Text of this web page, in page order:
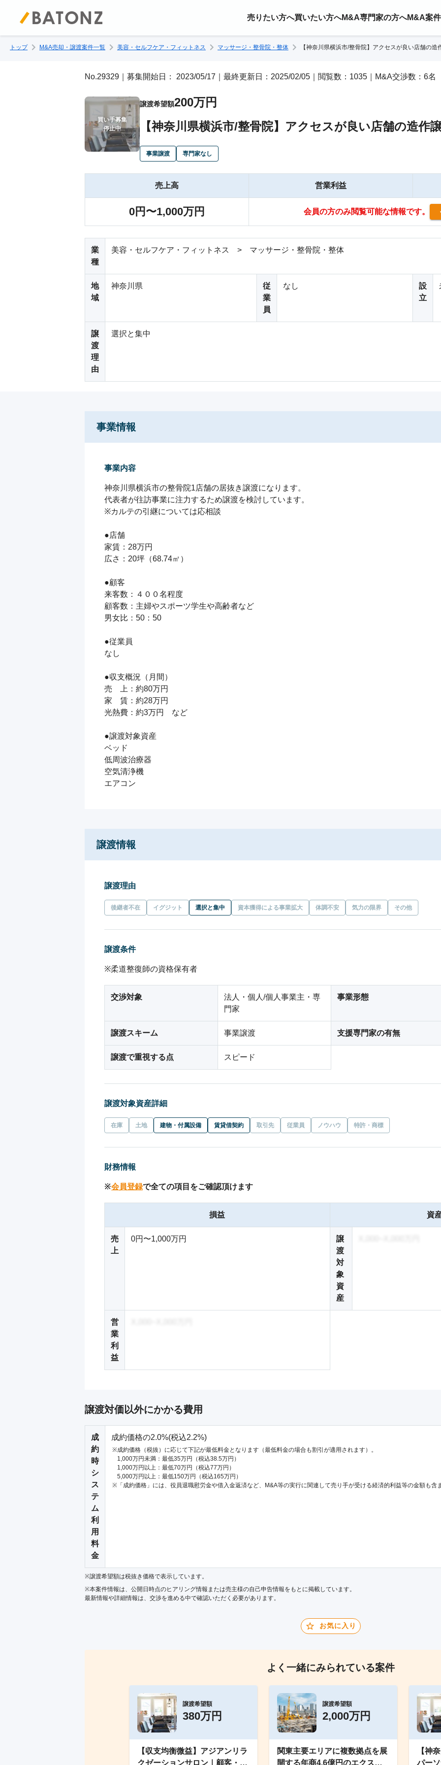
売りたい方へ買いたい方へM&A専門家の方へM&A案
トップ M&A売却・譲渡案件一覧 美容・セルフケア・フィットネス マッサージ・整骨院・整体 【神奈川県横浜市/整骨院】アクセスが良い店舗の造
No.29329｜募集開始日： 2023/05/17｜最終更新日：2025/02/05｜閲覧数：1035｜M&A交渉数：6名
買い手募集
停止中
譲渡希望額200万円
【神奈川県横浜市/整骨院】アクセスが良い店舗の造作
事業譲渡 専門家なし
売上高
0円〜1,000万円
営業利益
会員の方のみ閲覧可能な情報です。
業
種
美容・セルフケア・フィットネス > マッサージ・整骨院・整体
地
域
神奈川県
従
業
員
なし
設
立
譲
渡
理
由
選択と集中
事業情報
事業内容
神奈川県横浜市の整骨院1店舗の居抜き譲渡になります。
代表者が往訪事業に注力するため譲渡を検討しています。
※カルテの引継については応相談
●店舗
家賃：28万円
広さ：20坪（68.74㎡）
●顧客
来客数：４００名程度
顧客数：主婦やスポーツ学生や高齢者など
男女比：50：50
●従業員
なし
●収支概況（月間）
売　上：約80万円
家　賃：約28万円
光熱費：約3万円　など
●譲渡対象資産
ベッド
低周波治療器
空気清浄機
エアコン
譲渡情報
譲渡理由
後継者不在 イグジット 選択と集中 資本獲得による事業拡大 体調不安 気力の限界 その他
譲渡条件
※柔道整復師の資格保有者
交渉対象
法人・個人/個人事業主・専
門家
事業形態
譲渡スキーム 事業譲渡 支援専門家の有無
譲渡で重視する点 スピード
譲渡対象資産詳細
在庫 土地 建物・付属設備 賃貸借契約 取引先 従業員 ノウハウ 特許・商標
財務情報
※会員登録で全ての項目をご確認頂けます
損益
売
上
0円〜1,000万円
営
業
利
益
資
譲
渡
対
象
資
産
譲渡対価以外にかかる費用
成
約
時
シ
ス
テ
ム
利
用
料
金
成約価格の2.0%(税込2.2%)
成約価格（税抜）に応じて下記が最低料金となります（最低料金の場合も割引が適用されます）。
1,000万円未満：最低35万円（税込38.5万円）
1,000万円以上：最低70万円（税込77万円）
5,000万円以上：最低150万円（税込165万円）
「成約価格」には、役員退職慰労金や借入金返済など、M&A等の実行に関連して売り手が受ける経済的利益等の金額も含
※譲渡希望額は税抜き価格で表示しています。
※本案件情報は、公開日時点のヒアリング情報または売主様の自己申告情報をもとに掲載しています。
最新情報や詳細情報は、交渉を進める中で確認いただく必要があります。
お気に入り
よく一緒にみられている案件
譲渡希望額
380万円
【収支均衡微益】アジアンリラ
クゼーションサロン｜顧客・ス
譲渡希望額
2,000万円
関東主要エリアに複数拠点を展
開する年商4.6億円のエクステ
【神
パー